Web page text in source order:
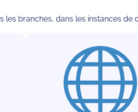
les branches, dans les instances de